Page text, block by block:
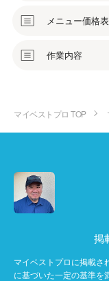
メニュー価格表
作業内容
マイベストプロ TOP
掲
マイベストプロに掲載さ
に基づいた一定の基準を